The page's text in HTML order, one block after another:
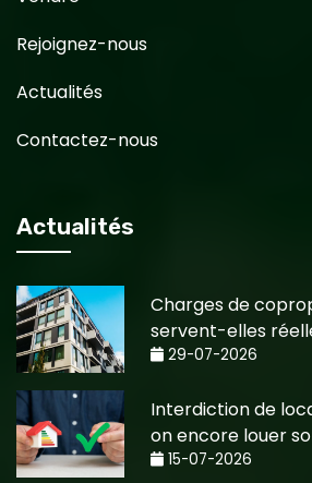
Rejoignez-nous
Actualités
Contactez-nous
Actualités
Charges de
servent-elles
29-07-2026
Interdiction de
on encore louer
15-07-2026